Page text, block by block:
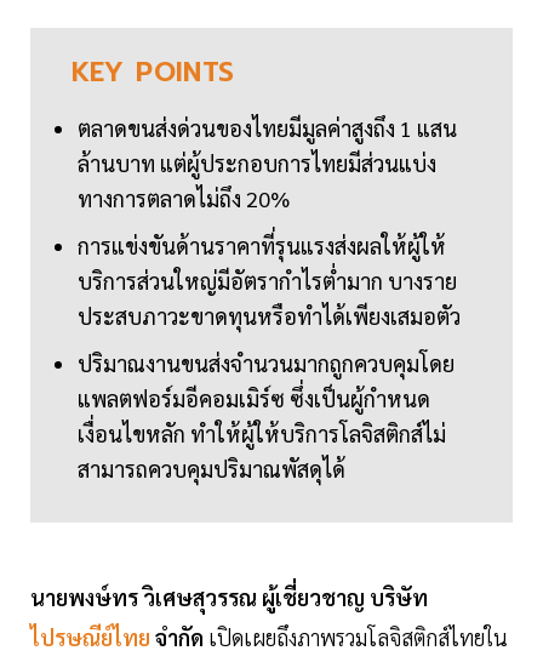
KEY POINTS
ตลาดขนส่งด่วนของไทยมีมูลค่าสูงถึง 1 แสน
ล้านบาท แต่ผู้ประกอบการไทยมีส่วนแบ่ง
ทางการตลาดไม่ถึง 20%
การแข่งขันด้านราคาที่รุนแรงส่งผลให้ผู้ให้
บริการส่วนใหญ่มีอัตรากำไรต่ำมาก บางราย
ประสบภาวะขาดทุนหรือทำได้เพียงเสมอตัว
ปริมาณงานขนส่งจำนวนมากถูกควบคุมโดย
แพลตฟอร์มอีคอมเมิร์ซ ซึ่งเป็นผู้กำหนด
เงื่อนไขหลัก ทำให้ผู้ให้บริการโลจิสติกส์ไม่
สามารถควบคุมปริมาณพัสดุได้
นายพงษ์ทร วิเศษสุวรรณ ผู้เชี่ยวชาญ บริษัท
ไปรษณีย์ไทย จำกัด เปิดเผยถึงภาพรวมโลจิสติกส์ไทยใน